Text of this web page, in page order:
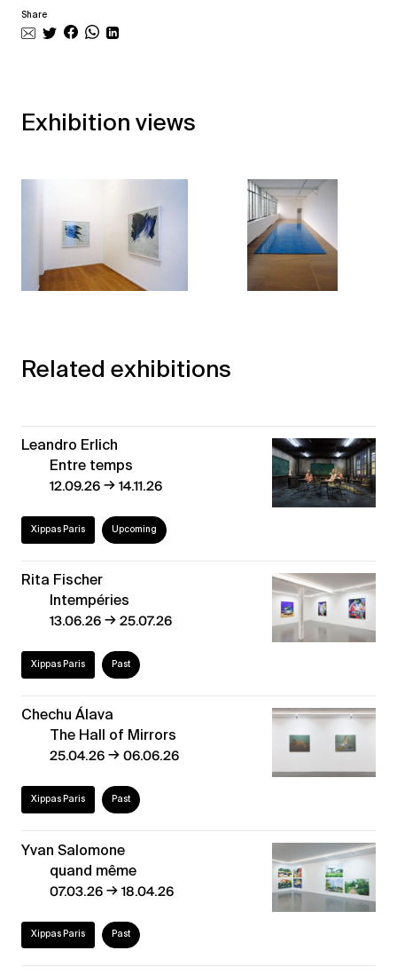
Share
Exhibition views
Related exhibitions
Leandro Erlich
Entre temps
12.09.26→14.11.26
Xippas Paris Upcoming
Rita Fischer
Intempéries
13.06.26→25.07.26
Xippas Paris Past
Chechu Álava
The Hall of Mirrors
25.04.26→06.06.26
Xippas Paris Past
Yvan Salomone
quand même
07.03.26→18.04.26
Xippas Paris Past